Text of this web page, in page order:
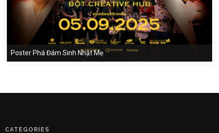
Poster Phá Đám Sinh Nhật Mẹ
CATEGORIES